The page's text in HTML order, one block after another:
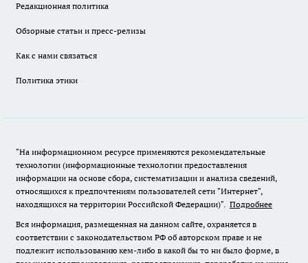
Редакционная политика
Обзорные статьи и пресс-релизы
Как с нами связаться
Политика этики
"На информационном ресурсе применяются рекомендательные
технологии (информационные технологии предоставления
информации на основе сбора, систематизации и анализа сведений,
относящихся к предпочтениям пользователей сети "Интернет",
находящихся на территории Российской Федерации)". Подробнее
Вся информация, размещенная на данном сайте, охраняется в
соответствии с законодательством РФ об авторском праве и не
подлежит использованию кем-либо в какой бы то ни было форме, в